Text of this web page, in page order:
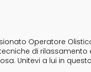
Operatore
di
Unitevi a lui in